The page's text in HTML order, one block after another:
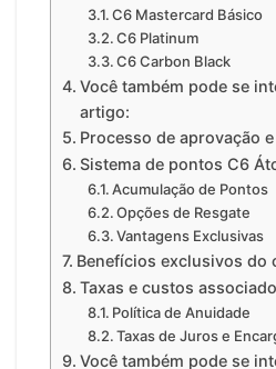
C6 Mastercard Básico
C6 Platinum
C6 Carbon Black
Você também pode se
artigo:
Processo de aprovação
Sistema de pontos C6
Acumulação de Pontos
Opções de Resgate
Vantagens Exclusivas
Benefícios exclusivos do
Taxas e custos
Política de Anuidade
Taxas de Juros e
Você também pode se